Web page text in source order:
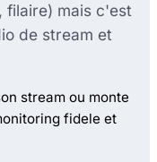
filaire) mais c'est
de stream et
stream ou monte
fidele et